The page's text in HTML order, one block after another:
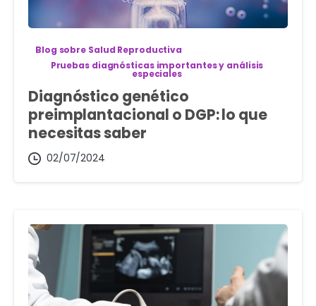
Blog sobre Salud Reproductiva
Pruebas diagnósticas importantes y análisis
especiales
Diagnóstico genético
preimplantacional o DGP: lo que
necesitas saber
02/07/2024